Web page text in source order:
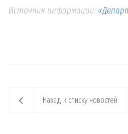
Источник информации:
Назад к списку новостей